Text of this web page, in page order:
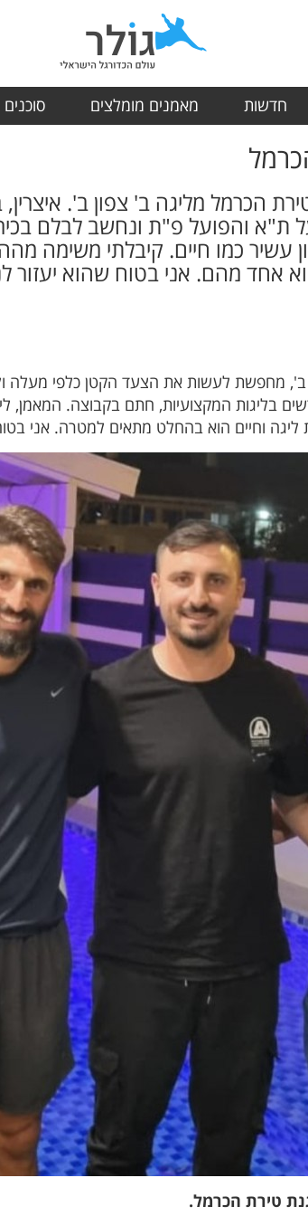
חדשות מאמנים מומלצים
הכרמל מליגה ב' צפון ב'.
ת"א והפועל פ"ת ונחשב לבלם
כמו חיים. קיבלתי משימה
אחד מהם. אני בטוח שהוא יעזור
ב', מחפשת לעשות את הצעד הקטן כלפי
בליגות המקצועיות, חתם בקבוצה. המאמן,
וחיים הוא בהחלט מתאים למטרה. אני
טירת הכרמל.